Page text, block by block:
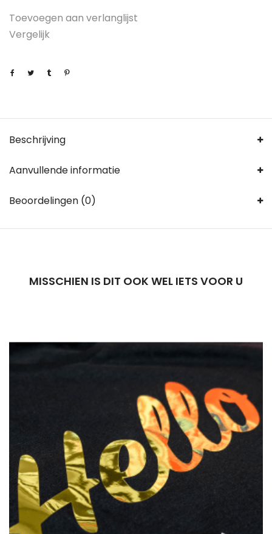
Toevoegen aan verlanglijst
Vergelijk
Beschrijving
Aanvullende informatie
Beoordelingen (0)
MISSCHIEN IS DIT OOK WEL IETS VOOR U